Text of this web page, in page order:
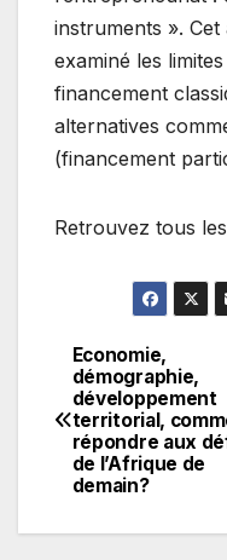
instruments ».
examiné les
financement
alternatives
(financement
Retrouvez tous les
de
l’article
Economie,
démographie,
développement
territorial,
répondre aux
de l’Afrique de
demain?